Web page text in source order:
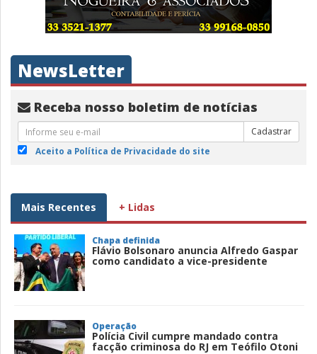
NewsLetter
Receba nosso boletim de notícias
Cadastrar
Aceito a Política de Privacidade do site
Mais Recentes + Lidas
Chapa definida
Flávio Bolsonaro anuncia Alfredo Gaspar
como candidato a vice-presidente
Operação
Polícia Civil cumpre mandado contra
facção criminosa do RJ em Teófilo Otoni